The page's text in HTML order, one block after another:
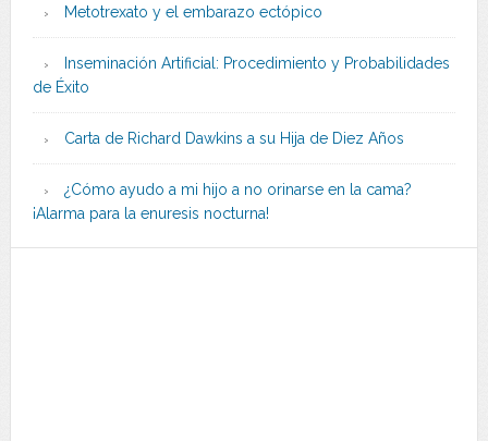
Metotrexato y el embarazo ectópico
Inseminación Artificial: Procedimiento y Probabilidades
de Éxito
Carta de Richard Dawkins a su Hija de Diez Años
¿Cómo ayudo a mi hijo a no orinarse en la cama?
¡Alarma para la enuresis nocturna!